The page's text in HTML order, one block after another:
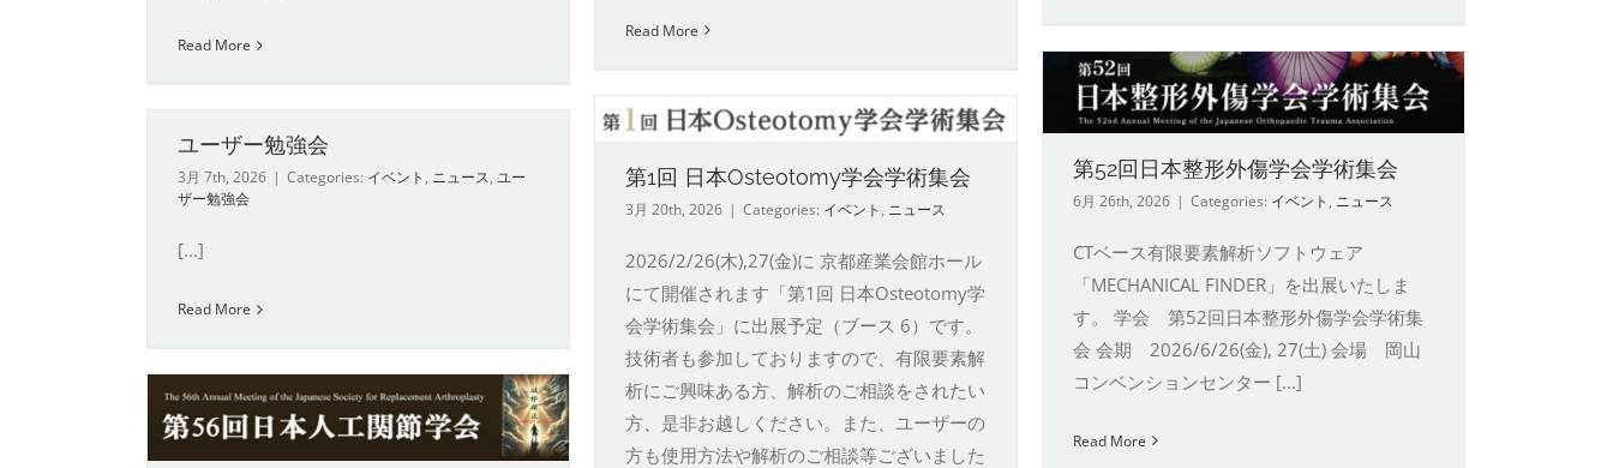
Read More
Read More
集会
第52回日本整形外傷学会学術集会
6月 26th, 2026 | Categories: イベント , ニュース
CTベース有限要素解析ソフトウェア
「MECHANICAL FINDER」を出展いたしま
す。 学会 第52回日本整形外傷学会学術集
会 会期 2026/6/26(金), 27(土) 会場 岡山
コンベンションセンター [...]
Read More
イベント ニュース 第1回 日本Osteotomy学会学術集会
3月 20th, 2026 | Categories: イベント , ニュース
2026/2/26(木),27(金)に 京都産業会館ホール
にて開催されます「第1回 日本Osteotomy学
会学術集会」に出展予定（ブース 6）です。
技術者も参加しておりますので、有限要素解
析にご興味ある方、解析のご相談をされたい
方、是非お越しください。また、ユーザーの
方も使用方法や解析のご相談等ございました
ユーザー勉強会
3月 7th, 2026 | Categories: イベント , ニュース, ユー
ザー勉強会
[...]
Read More